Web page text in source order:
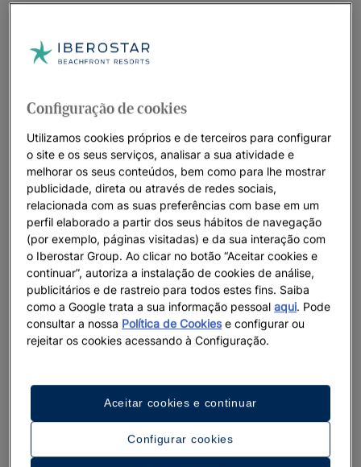
Ver 28 imagens e vídeos
Configuração de cookies
Utilizamos cookies próprios e de terceiros para configurar
o site e os seus serviços, analisar a sua atividade e
melhorar os seus conteúdos, bem como para lhe mostrar
publicidade, direta ou através de redes sociais,
relacionada com as suas preferências com base em um
perfil elaborado a partir dos seus hábitos de navegação
(por exemplo, páginas visitadas) e da sua interação com
o Iberostar Group. Ao clicar no botão “Aceitar cookies e
continuar”, autoriza a instalação de cookies de análise,
publicitários e de rastreio para todos estes fins. Saiba
como a Google trata a sua informação pessoalaqui. Pode
consultar a nossa Política de Cookiese configurar ou
rejeitar os cookies acessando à Configuração.
Configurar cookies
Aceitar cookies e continuar